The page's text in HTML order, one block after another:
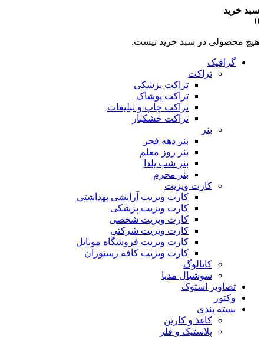
سبد خرید
0
هیچ محصولی در سبد خرید نیست.
گرافیک
تراکت
تراکت پزشکی
تراکت پوشاک
تراکت چاپ و تبلیغات
تراکت خشکبار
بنر
بنر دهه فجر
بنر روز معلم
بنر شب یلدا
بنر محرم
کارت ویزیت
کارت ویزیت آرایشی بهداشتی
کارت ویزیت پزشکی
کارت ویزیت شخصی
کارت ویزیت شرکتی
کارت ویزیت فروشگاه موبایل
کارت ویزیت کافه رستوران
کاتالوگ
سوشیال مدیا
تصاویر استوک
وکتور
بسته بندی
کاغذ و کارتن
پلاستیک و فلز